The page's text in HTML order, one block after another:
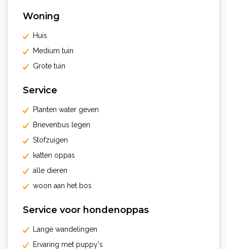
Woning
Huis
Medium tuin
Grote tuin
Service
Planten water geven
Brievenbus legen
Stofzuigen
katten oppas
alle dieren
woon aan het bos
Service voor hondenoppas
Lange wandelingen
Ervaring met puppy's